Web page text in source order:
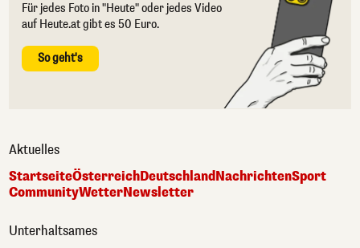
Für jedes Foto in "Heute" oder jedes Video
auf Heute.at gibt es 50 Euro.
So geht's
Aktuelles
StartseiteÖsterreichDeutschlandNachrichtenSport
CommunityWetterNewsletter
Unterhaltsames